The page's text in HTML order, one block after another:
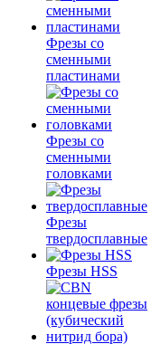
Фрезы со
сменными
пластинами
Фрезы со
сменными
головками
Фрезы
твердосплавные
Фрезы HSS